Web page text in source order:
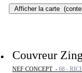
Afficher la carte
Couvreur
NEF CONCEPT - 68 -